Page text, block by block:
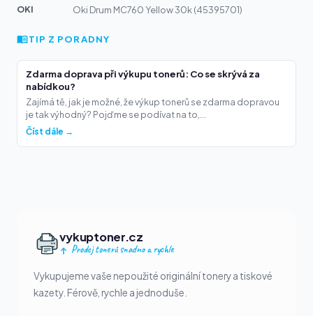
OKI
Oki Drum MC760 Yellow 30k (45395701)
TIP Z PORADNY
Zdarma doprava při výkupu tonerů: Co se skrývá za
nabídkou?
Zajímá tě, jak je možné, že výkup tonerů se zdarma dopravou
je tak výhodný? Pojďme se podívat na to,...
Číst dále →
vykuptoner.cz
Prodej tonerů snadno a rychle
Vykupujeme vaše nepoužité originální tonery a tiskové
kazety. Férově, rychle a jednoduše.